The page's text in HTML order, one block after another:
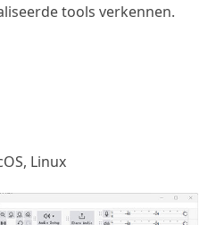
tools verkennen.
Linux